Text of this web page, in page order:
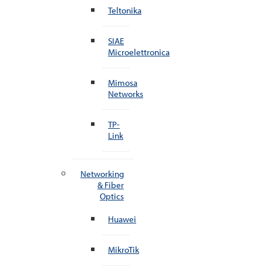
Teltonika
SIAE
Microelettronica
Mimosa
Networks
TP-
Link
Networking
& Fiber
Optics
Huawei
MikroTik